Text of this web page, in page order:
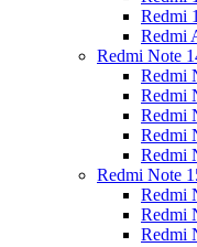
Redmi
Redmi
Redmi Note
Redmi
Redmi
Redmi
Redmi
Redmi
Redmi Note
Redmi
Redmi
Redmi